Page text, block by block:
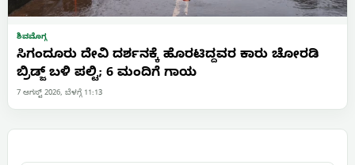
ಶಿವಮೊಗ್ಗ
ಸಿಗಂದೂರು ದೇವಿ ದರ್ಶನಕ್ಕೆ ಹೊರಟಿದ್ದವರ ಕಾರು ಚೋರಡಿ
ಬ್ರಿಡ್ಜ್ ಬಳಿ ಪಲ್ಟಿ; 6 ಮಂದಿಗೆ ಗಾಯ
7 ಆಗಸ್ಟ್ 2026, ಬೆಳಗ್ಗೆ 11:13